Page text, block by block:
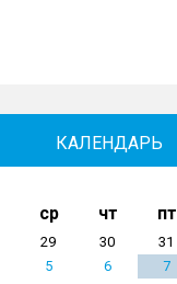
КАЛЕНДАРЬ
ср чт пт
29 30 31
5 6 7